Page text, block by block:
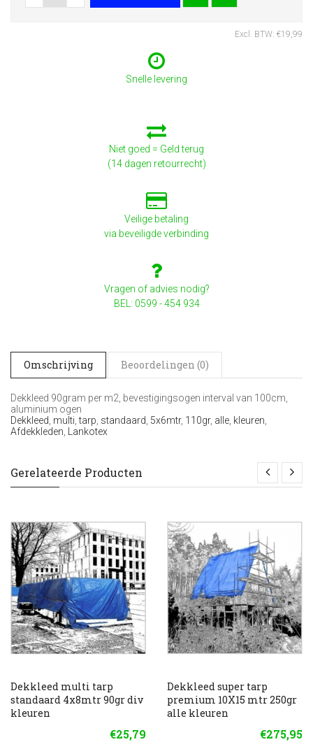
Excl. BTW: €19,99
Snelle levering
Niet goed = Geld terug
(14 dagen retourrecht)
Veilige betaling
via beveiligde verbinding
Vragen of advies nodig?
BEL: 0599 - 454 934
Omschrijving Beoordelingen (0)
Dekkleed 90gram per m2, bevestigingsogen interval van 100cm,
aluminium ogen
Dekkleed multi ,tarp standaard 5x6mtr, 110gr, alle kleuren
Afdekkleden
Lankotex
Gerelateerde Producten
Dekkleed multi tarp
standaard 4x8mtr 90gr div
kleuren
€25,79
Dekkleed super tarp
premium 10X15 mtr 250gr
alle kleuren
€275,95